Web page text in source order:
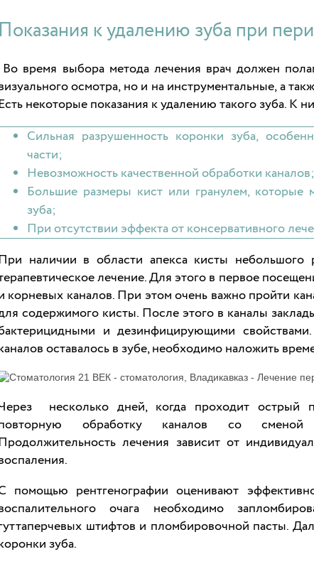
Показания к удалению зуба при
Во время выбора метода лечения врач должен
осмотра, но и на инструментальные, а
некоторые показания к удалению такого зуба. К
Сильная разрушенность коронки зуба,
части;
Невозможность качественной обработки каналов;
Большие размеры кист или гранулем, которые
зуба;
При отсутствии эффекта от консервативного
наличии в области апекса кисты небольшого
лечение. Для этого в первое
корневых каналов. При этом очень важно пройти
содержимого кисты. После этого в каналы
и дезинфицирующими
оставалось в зубе, необходимо наложить
несколько дней, когда проходит острый
обработку каналов со сменой
лечения зависит от
помощью рентгенографии оценивают
очага необходимо
штифтов и пломбировочной пасты.
зуба.